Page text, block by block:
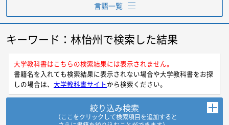
言語一覧
英語
ドイツ語
フランス語
キーワード：林怡州で検索した結果
大学教科書はこちらの検索結果には表示されません。
書籍名を入れても検索結果に表示されない場合や大学教科書をお探
しの場合は、 大学教科書サイトから検索ください。
絞り込み検索
（ここをクリックして検索項目を追加すると